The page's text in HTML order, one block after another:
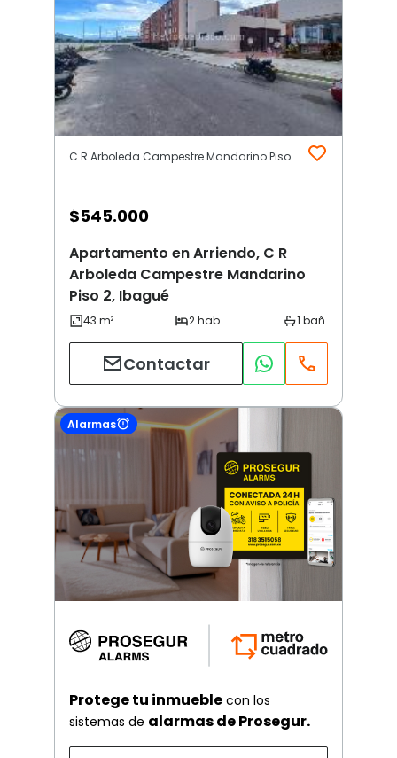
C R Arboleda Campestre Mandarino Piso 2 | Ibagué
$545.000
Apartamento en Arriendo, C R
Arboleda Campestre Mandarino
Piso 2, Ibagué
Contactar
Alarmas
Protege tu inmueble con los
sistemas de alarmas de Prosegur.